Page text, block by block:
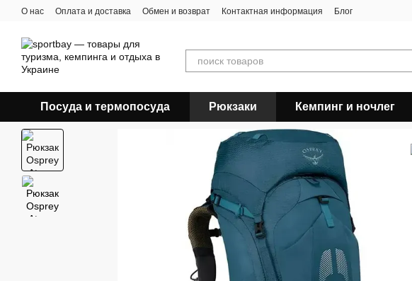
Перейти к основному контенту
О нас Оплата и доставка Обмен и возврат Контактная информация Блог
Посуда и термопосуда Рюкзаки Кемпинг и ночлег